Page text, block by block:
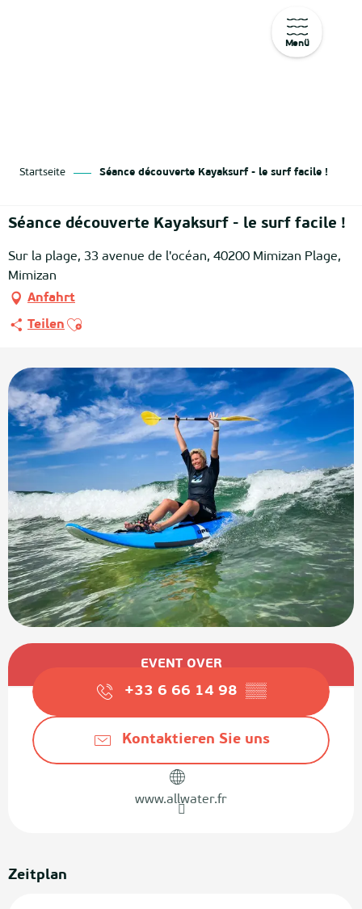
Menü
Startseite Séance découverte Kayaksurf - le surf facile !
Séance découverte Kayaksurf - le surf facile !
Sur la plage, 33 avenue de l'océan, 40200 Mimizan Plage,
Mimizan
Anfahrt
Teilen Ajouter aux favoris
Öffnungszeiten & Kontaktdaten
EVENT OVER
+33 6 66 14 98 ▒▒
Kontaktieren Sie uns
www.allwater.fr
Zeitplan